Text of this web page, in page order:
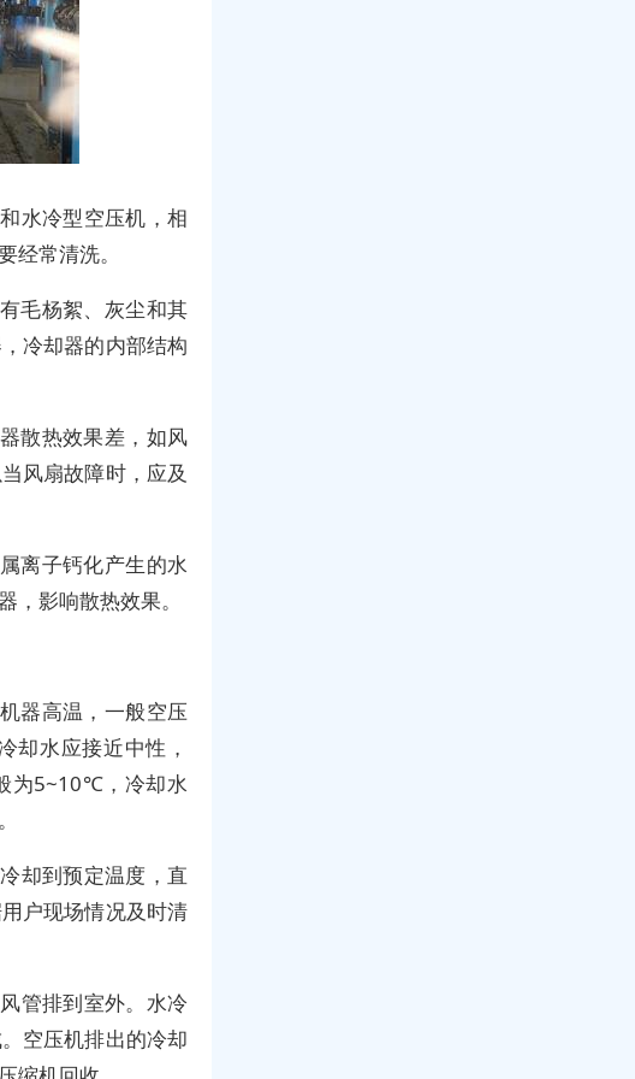
水冷型空压机，相
经常清洗。
毛杨絮、灰尘和其
冷却器的内部结构
散热效果差，如风
风扇故障时，应及
离子钙化产生的水
影响散热效果。
器高温，一般空压
却水应接近中性，
为5~10℃，冷却水
却到预定温度，直
户现场情况及时清
管排到室外。水冷
空压机排出的冷却